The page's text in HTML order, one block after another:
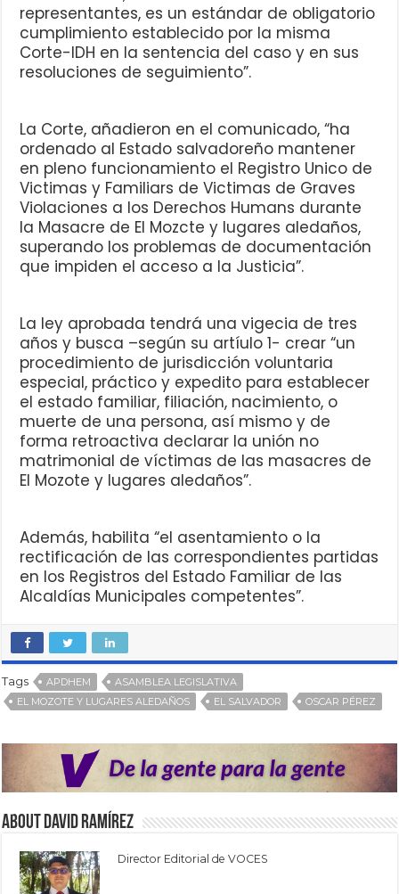
representantes, es un estándar de obligatorio
cumplimiento establecido por la misma
Corte-IDH en la sentencia del caso y en sus
resoluciones de seguimiento”.
La Corte, añadieron en el comunicado, “ha
ordenado al Estado salvadoreño mantener
en pleno funcionamiento el Registro Unico de
Victimas y Familiars de Victimas de Graves
Violaciones a los Derechos Humans durante
la Masacre de El Mozcte y lugares aledaños,
superando los problemas de documentación
que impiden el acceso a la Justicia”.
La ley aprobada tendrá una vigecia de tres
años y busca –según su artíulo 1- crear “un
procedimiento de jurisdicción voluntaria
especial, práctico y expedito para establecer
el estado familiar, filiación, nacimiento, o
muerte de una persona, así mismo y de
forma retroactiva declarar la unión no
matrimonial de víctimas de las masacres de
El Mozote y lugares aledaños”.
Además, habilita “el asentamiento o la
rectificación de las correspondientes partidas
en los Registros del Estado Familiar de las
Alcaldías Municipales competentes”.
Tags APDHEM
ASAMBLEA LEGISLATIVA
EL MOZOTE Y LUGARES ALEDAÑOS
EL SALVADOR OSCAR PÉREZ
About David Ramírez
Director Editorial de VOCES